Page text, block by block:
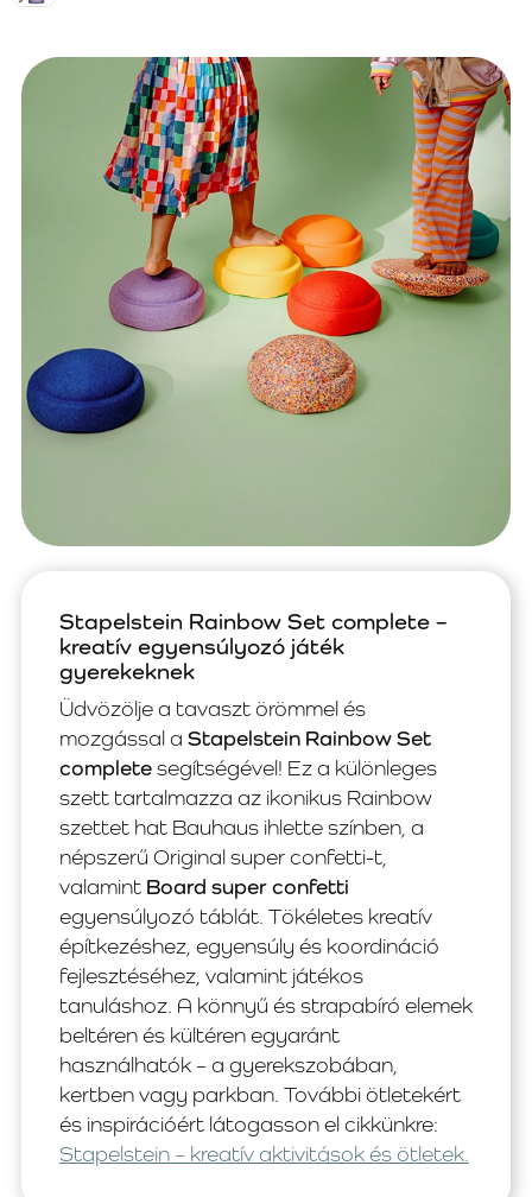
Stapelstein Rainbow Set complete –
kreatív egyensúlyozó játék
gyerekeknek
Üdvözölje a tavaszt örömmel és
mozgással a Stapelstein Rainbow Set
completesegítségével! Ez a különleges
szett tartalmazza az ikonikus Rainbow
szettet hat Bauhaus ihlette színben, a
népszerű Original super confetti-t,
valamint Board super confetti
egyensúlyozó táblát. Tökéletes kreatív
építkezéshez, egyensúly és koordináció
fejlesztéséhez, valamint játékos
tanuláshoz. A könnyű és strapabíró elemek
beltéren és kültéren egyaránt
használhatók – a gyerekszobában,
kertben vagy parkban. További ötletekért
és inspirációért látogasson el cikkünkre:
Stapelstein – kreatív aktivitások és ötletek.